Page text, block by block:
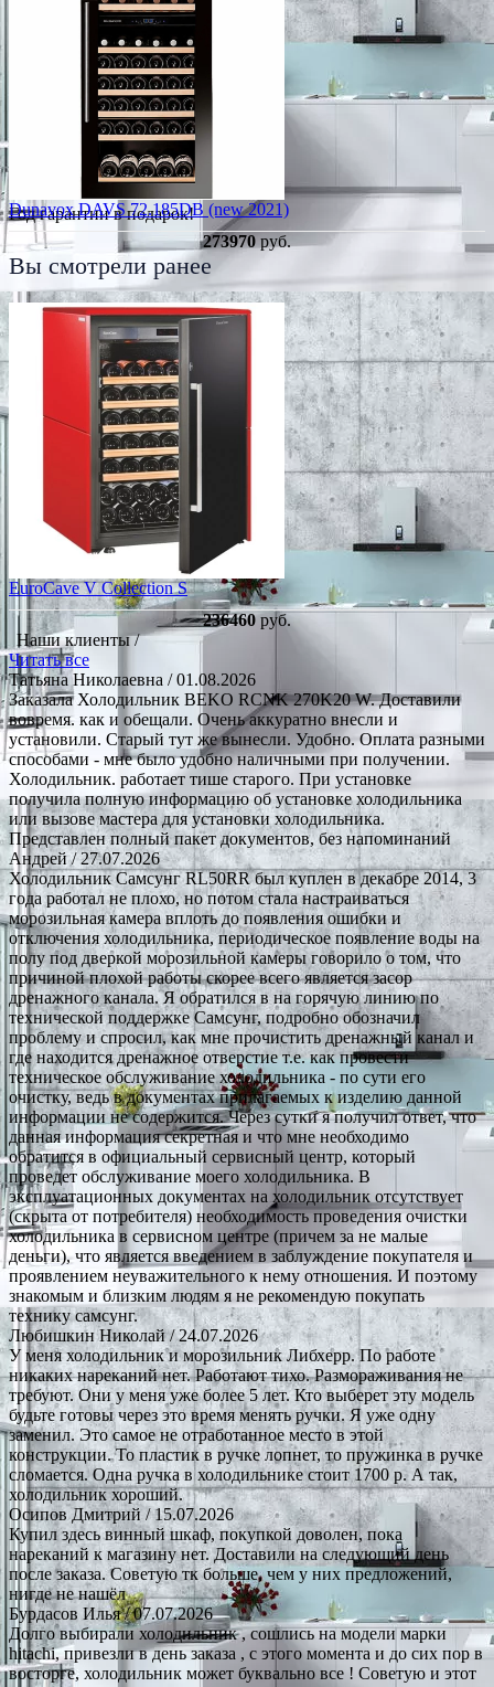
Год гарантии в подарок!
Dunavox DAVS 72.185DB (new 2021)
273970 руб.
Вы смотрели ранее
EuroCave V Collection S
236460руб.
Наши клиенты /
Читать все
Татьяна Николаевна / 01.08.2026
Заказала Холодильник BEKO RCNK 270K20 W. Доставили
вовремя. как и обещали. Очень аккуратно внесли и
установили. Старый тут же вынесли. Удобно. Оплата разными
способами - мне было удобно наличными при получении.
Холодильник. работает тише старого. При установке
получила полную информацию об установке холодильника
или вызове мастера для установки холодильника.
Представлен полный пакет документов, без напоминаний
Андрей/ 27.07.2026
Холодильник Самсунг RL50RR был куплен в декабре 2014, 3
года работал не плохо, но потом стала настраиваться
морозильная камера вплоть до появления ошибки и
отключения холодильника, периодическое появление воды на
полу под дверкой морозильной камеры говорило о том, что
причиной плохой работы скорее всего является засор
дренажного канала. Я обратился в на горячую линию по
технической поддержке Самсунг, подробно обозначил
проблему и спросил, как мне прочистить дренажный канал и
где находится дренажное отверстие т.е. как провести
техническое обслуживание холодильника - по сути его
очистку, ведь в документах прилагаемых к изделию данной
информации не содержится. Через сутки я получил ответ, что
данная информация секретная и что мне необходимо
обратится в официальный сервисный центр, который
проведет обслуживание моего холодильника. В
эксплуатационных документах на холодильник отсутствует
(скрыта от потребителя) необходимость проведения очистки
холодильника в сервисном центре (причем за не малые
деньги), что является введением в заблуждение покупателя и
проявлением неуважительного к нему отношения. И поэтому
знакомым и близким людям я не рекомендую покупать
технику самсунг.
Любишкин Николай/ 24.07.2026
У меня холодильник и морозильник Либхерр. По работе
никаких нареканий нет. Работают тихо. Размораживания не
требуют. Они у меня уже более 5 лет. Кто выберет эту модель
будьте готовы через это время менять ручки. Я уже одну
заменил. Это самое не отработанное место в этой
конструкции. То пластик в ручке лопнет, то пружинка в ручке
сломается. Одна ручка в холодильнике стоит 1700 р. А так,
холодильник хороший.
Осипов Дмитрий/ 15.07.2026
Купил здесь винный шкаф, покупкой доволен, пока
нареканий к магазину нет. Доставили на следующий день
после заказа. Советую тк больше, чем у них предложений,
нигде не нашёл
Бурдасов Илья/ 07.07.2026
Долго выбирали холодильник , сошлись на модели марки
hitachi, привезли в день заказа , с этого момента и до сих пор в
восторге, холодильник может буквально все ! Советую и этот